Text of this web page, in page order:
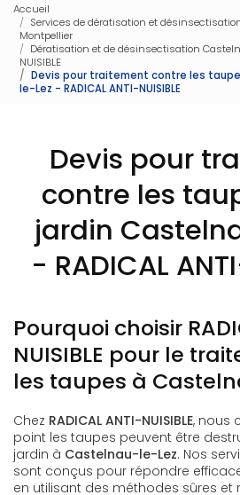
Accueil
Services de dératisation et
Montpellier
Dératisation et de désinsectisation
NUISIBLE
Devis pour traitement contre les
le-Lez - RADICAL ANTI-NUISIBLE
Devis pour
contre les
jardin
- RADICAL
Pourquoi choisir
NUISIBLE pour le
les taupes à
Chez RADICAL ANTI-NUISIBLE, nous
point les taupes peuvent être
jardin à Castelnau-le-Lez. Nos
sont conçus pour répondre
en utilisant des méthodes sûres et